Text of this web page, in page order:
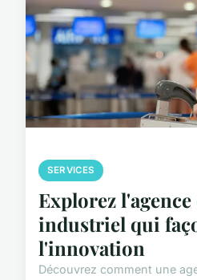
SERVICES
Explorez l'agence
industriel qui
l'innovation
Découvrez comment une